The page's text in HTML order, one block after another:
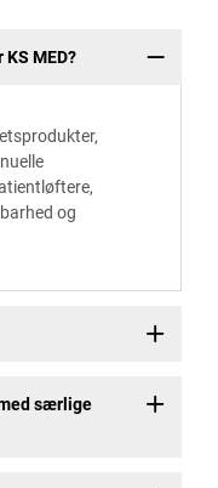
MED?
og
særlige